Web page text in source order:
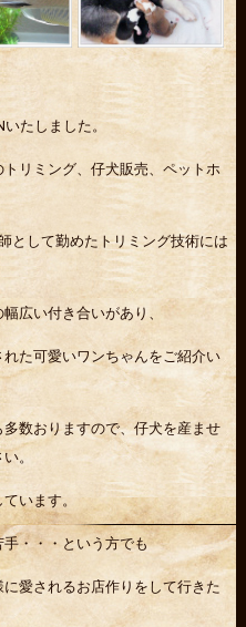
たしました。
リミング、仔犬販売、ペットホ
として勤めたトリミング技術には
広い付き合いがあり、
た可愛いワンちゃんをご紹介い
数おりますので、仔犬を産ませ
。
います。
・・・という方でも
愛されるお店作りをして行きた